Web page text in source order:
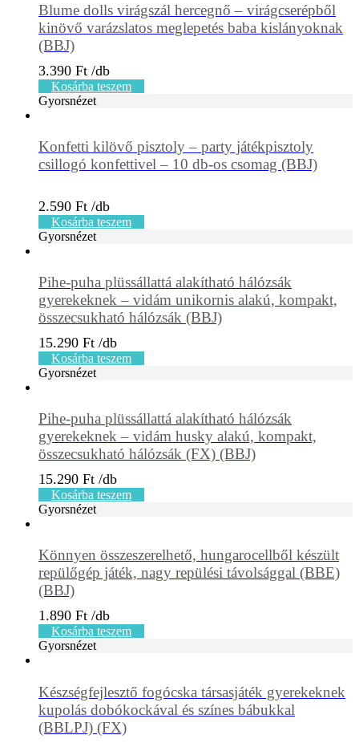
Blume dolls virágszál hercegnő – virágcserépből
kinövő varázslatos meglepetés baba kislányoknak
(BBJ)
3.390 Ft
Kosárba teszem
Gyorsnézet
Konfetti kilövő pisztoly – party játékpisztoly
csillogó konfettivel – 10 db-os csomag (BBJ)
2.590 Ft
Kosárba teszem
Gyorsnézet
Pihe-puha plüssállattá alakítható hálózsák
gyerekeknek – vidám unikornis alakú, kompakt,
összecsukható hálózsák (BBJ)
15.290 Ft
Kosárba teszem
Gyorsnézet
Pihe-puha plüssállattá alakítható hálózsák
gyerekeknek – vidám husky alakú, kompakt,
összecsukható hálózsák (FX) (BBJ)
15.290 Ft
Kosárba teszem
Gyorsnézet
Könnyen összeszerelhető, hungarocellből készült
repülőgép játék, nagy repülési távolsággal (BBE)
(BBJ)
1.890 Ft
Kosárba teszem
Gyorsnézet
Készségfejlesztő fogócska társasjáték gyerekeknek
kupolás dobókockával és színes bábukkal
(BBLPJ) (FX)